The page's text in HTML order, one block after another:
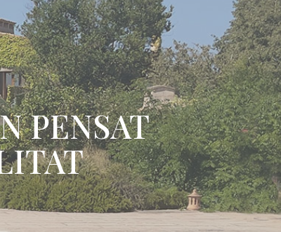
PENSAT